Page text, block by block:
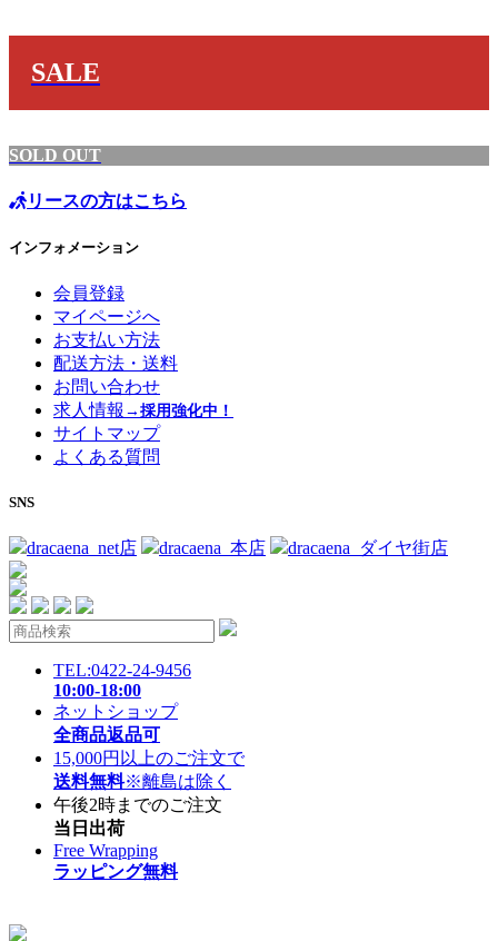
SALE
SOLD OUT
リースの方はこちら
インフォメーション
会員登録
マイページへ
お支払い方法
配送方法・送料
お問い合わせ
求人情報 →採用強化中！
サイトマップ
よくある質問
SNS
dracaena_net店 dracaena_本店 dracaena_ダイヤ街店
TEL:0422-24-9456
10:00-18:00
ネットショップ
全商品返品可
15,000円以上のご注文で
送料無料※離島は除く
午後2時までのご注文
当日出荷
Free Wrapping
ラッピング無料